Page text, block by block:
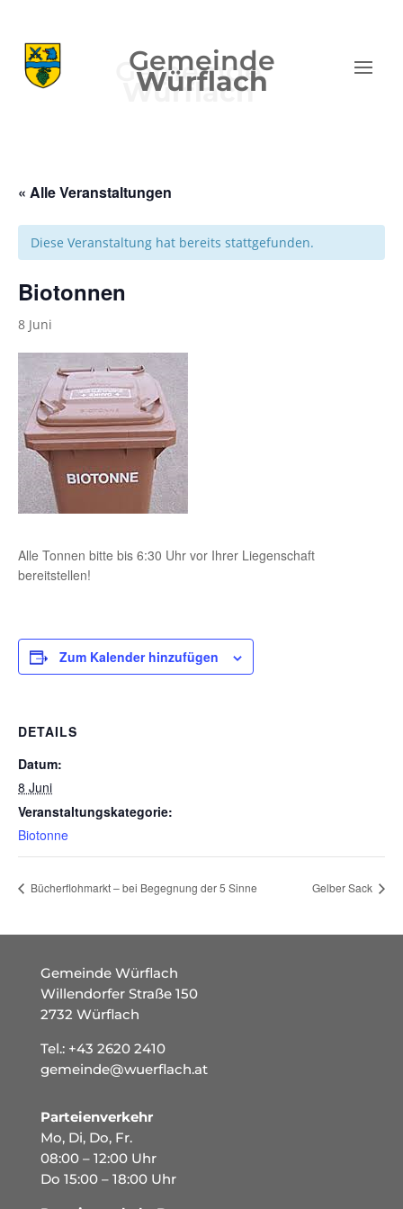
Gemeinde
Würflach
« Alle Veranstaltungen
Diese Veranstaltung hat bereits stattgefunden.
Biotonnen
8 Juni
Alle Tonnen bitte bis 6:30 Uhr vor Ihrer Liegenschaft
bereitstellen!
Zum Kalender hinzufügen
DETAILS
Datum:
8 Juni
Veranstaltungskategorie:
Biotonne
Bücherflohmarkt – bei Begegnung der 5 Sinne Gelber Sack
Gemeinde Würflach
Willendorfer Straße 150
2732 Würflach
Tel.: +43 2620 2410
gemeinde@wuerflach.at
Parteienverkehr
Mo, Di, Do, Fr.
08:00 – 12:00 Uhr
Do 15:00 – 18:00 Uhr